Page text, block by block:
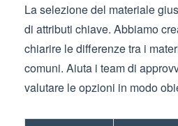
La selezione del materiale
di attributi chiave. Abbiamo
chiarire le differenze tra i
comuni. Aiuta i team di
valutare le opzioni in modo